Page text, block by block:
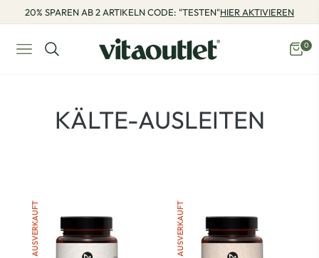
20% SPAREN AB 2 ARTIKELN CODE: "TESTEN"HIER AKTIVIEREN
Navigation
0
PRODUKTE:
KÄLTE-AUSLEITEN
AUSVERKAUFT AUSVERKAUFT